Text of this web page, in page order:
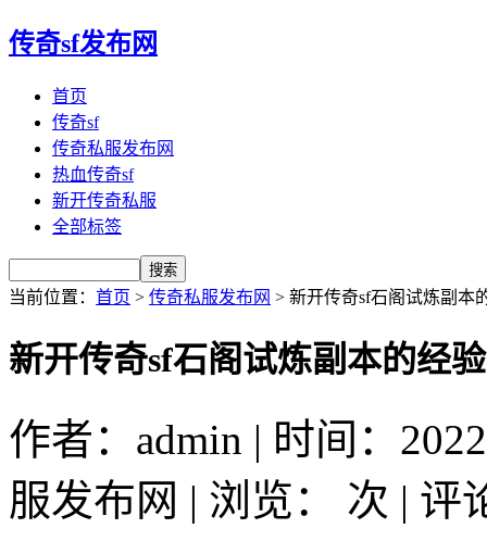
传奇sf发布网
首页
传奇sf
传奇私服发布网
热血传奇sf
新开传奇私服
全部标签
当前位置： 首页 > 传奇私服发布网 > 新开传奇sf石阁试炼副本
新开传奇sf石阁试炼副本的经
作者：admin | 时间：
服发布网 | 浏览：
次 | 评